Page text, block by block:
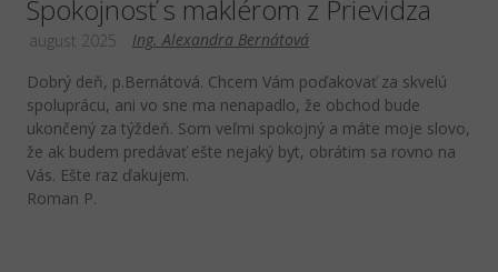
Spokojnosť s maklérom z Prievidza
Ing. Alexandra Bernátová
august 2025
Dobrý deň, p.Bernátová. Chcem Vám poďakovať za skvelú
spoluprácu, ani vo sne ma nenapadlo, že obchod bude
ukončený za týždeň. Som veľmi spokojný a máte moje slovo,
že ak budem predávať ešte nejaký byt, obrátim sa rovno na
Vás. Ešte raz ďakujem.
Roman P.